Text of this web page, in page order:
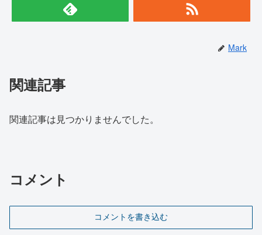
Mark
関連記事
関連記事は見つかりませんでした。
コメント
コメントを書き込む